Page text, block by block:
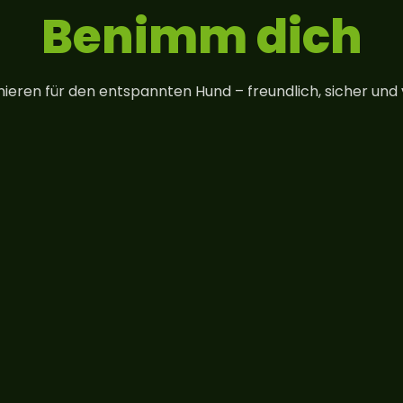
Benimm dich
für den entspannten Hund – freundlich, sicher und